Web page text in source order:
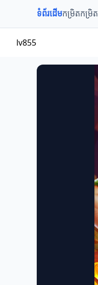
ទំព័រដើមកម្រិតកម្រិត
lv855